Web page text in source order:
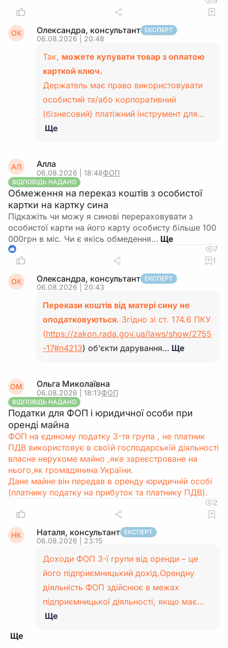
ОК Олександра, консультант ЕКСПЕРТ
06.08.2026 | 20:48
Так, можете купувати товар з оплатою
карткой ключ.
Держатель має право використовувати
особистий та/або корпоративний
(бізнесовий) платіжний інструмент для…
Ще
АЛ Алла
06.08.2026 | 18:48ФОП
ВІДПОВІДЬ НАДАНО
Обмеження на переказ коштів з особистої
картки на картку сина
Підкажіть чи можу я синові перераховувати з
особистої карти на його карту особисту більше 100
000грн в міс. Чи є якісь обмедення…
1
7
1
ОК Олександра, консультант ЕКСПЕРТ
06.08.2026 | 20:43
Перекази коштів від матері сину не
оподатковуються. Згідно зі ст. 174.6 ПКУ
(https://zakon.rada.gov.ua/laws/show/2755
-17#n4213) об’єкти дарування… Ще
ОМ Ольга Миколаївна
06.08.2026 | 18:13ФОП
ВІДПОВІДЬ НАДАНО
Податки для ФОП і юридичної особи при
оренді майна
ФОП на єдиному податку 3-тя група , не платник
ПДВ використовує в своїй господарській діяльності
власне нерухоме майно ,яке зареєстроване на
нього,як громадянина України.
Дане майне він передав в оренду юридичній особі
(платнику податку на прибуток та платнику ПДВ).
2
НК Наталя, консультант ЕКСПЕРТ
06.08.2026 | 23:15
Доходи ФОП 3-ї групи від оренди – це
його підприємницький дохід.Орендну
діяльність ФОП здійснює в межах
підприємницької діяльності, якщо має…
Ще